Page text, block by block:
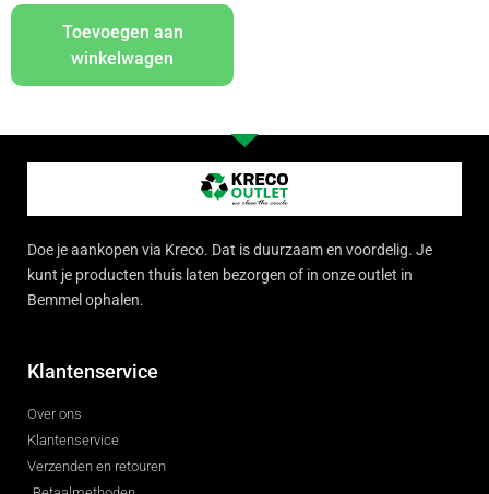
Toevoegen aan
winkelwagen
Doe je aankopen via Kreco. Dat is duurzaam en voordelig. Je
kunt je producten thuis laten bezorgen of in onze outlet in
Bemmel ophalen.
Klantenservice
Over ons
Klantenservice
Verzenden en retouren